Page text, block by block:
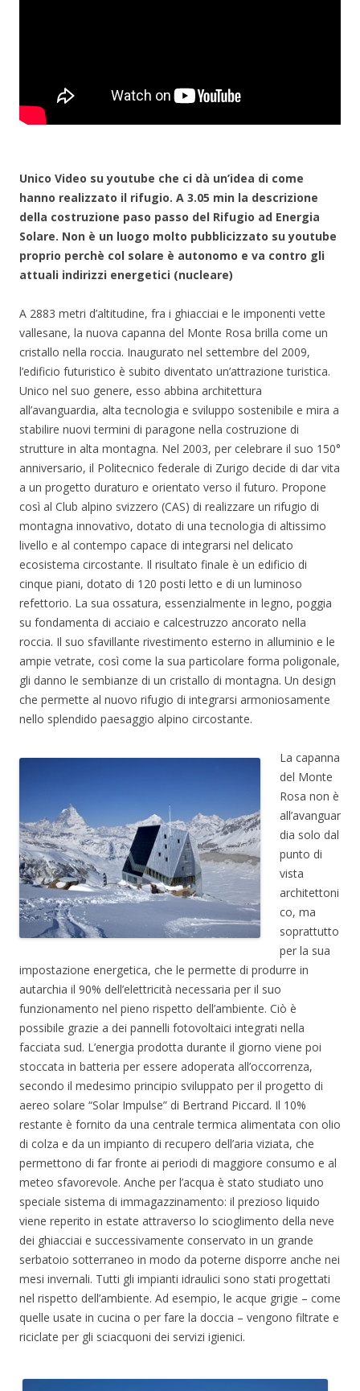
Unico Video su youtube che ci dà un’idea di come
hanno realizzato il rifugio. A 3.05 min la descrizione
della costruzione paso passo del Rifugio ad Energia
Solare. Non è un luogo molto pubblicizzato su youtube
proprio perchè col solare è autonomo e va contro gli
attuali indirizzi energetici (nucleare)
A 2883 metri d’altitudine, fra i ghiacciai e le imponenti vette
vallesane, la nuova capanna del Monte Rosa brilla come un
cristallo nella roccia. Inaugurato nel settembre del 2009,
l’edificio futuristico è subito diventato un’attrazione turistica.
Unico nel suo genere, esso abbina architettura
all’avanguardia, alta tecnologia e sviluppo sostenibile e mira a
stabilire nuovi termini di paragone nella costruzione di
strutture in alta montagna. Nel 2003, per celebrare il suo 150°
anniversario, il Politecnico federale di Zurigo decide di dar vita
a un progetto duraturo e orientato verso il futuro. Propone
così al Club alpino svizzero (CAS) di realizzare un rifugio di
montagna innovativo, dotato di una tecnologia di altissimo
livello e al contempo capace di integrarsi nel delicato
ecosistema circostante. Il risultato finale è un edificio di
cinque piani, dotato di 120 posti letto e di un luminoso
refettorio. La sua ossatura, essenzialmente in legno, poggia
su fondamenta di acciaio e calcestruzzo ancorato nella
roccia. Il suo sfavillante rivestimento esterno in alluminio e le
ampie vetrate, così come la sua particolare forma poligonale,
gli danno le sembianze di un cristallo di montagna. Un design
che permette al nuovo rifugio di integrarsi armoniosamente
nello splendido paesaggio alpino circostante.
La capanna
del Monte
Rosa non è
all’avanguar
dia solo dal
punto di
vista
architettoni
co, ma
soprattutto
per la sua
impostazione energetica, che le permette di produrre in
autarchia il 90% dell’elettricità necessaria per il suo
funzionamento nel pieno rispetto dell’ambiente. Ciò è
possibile grazie a dei pannelli fotovoltaici integrati nella
facciata sud. L’energia prodotta durante il giorno viene poi
stoccata in batteria per essere adoperata all’occorrenza,
secondo il medesimo principio sviluppato per il progetto di
aereo solare “Solar Impulse” di Bertrand Piccard. Il 10%
restante è fornito da una centrale termica alimentata con olio
di colza e da un impianto di recupero dell’aria viziata, che
permettono di far fronte ai periodi di maggiore consumo e al
meteo sfavorevole. Anche per l’acqua è stato studiato uno
speciale sistema di immagazzinamento: il prezioso liquido
viene reperito in estate attraverso lo scioglimento della neve
dei ghiacciai e successivamente conservato in un grande
serbatoio sotterraneo in modo da poterne disporre anche nei
mesi invernali. Tutti gli impianti idraulici sono stati progettati
nel rispetto dell’ambiente. Ad esempio, le acque grigie – come
quelle usate in cucina o per fare la doccia – vengono filtrate e
riciclate per gli sciacquoni dei servizi igienici.